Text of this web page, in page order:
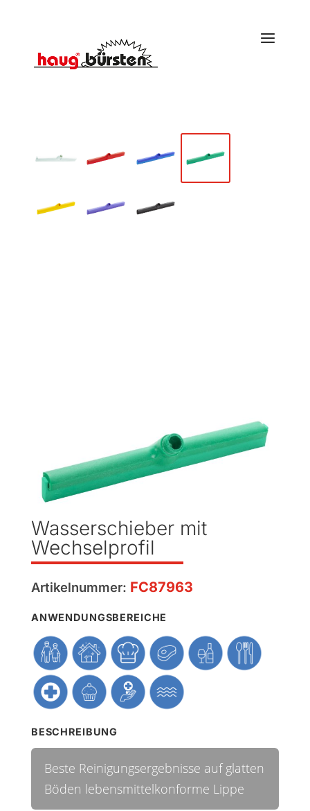
Wasserschieber mit
Wechselprofil
Artikelnummer: FC87963
ANWENDUNGSBEREICHE
BESCHREIBUNG
Beste Reinigungsergebnisse auf glatten
Böden lebensmittelkonforme Lippe